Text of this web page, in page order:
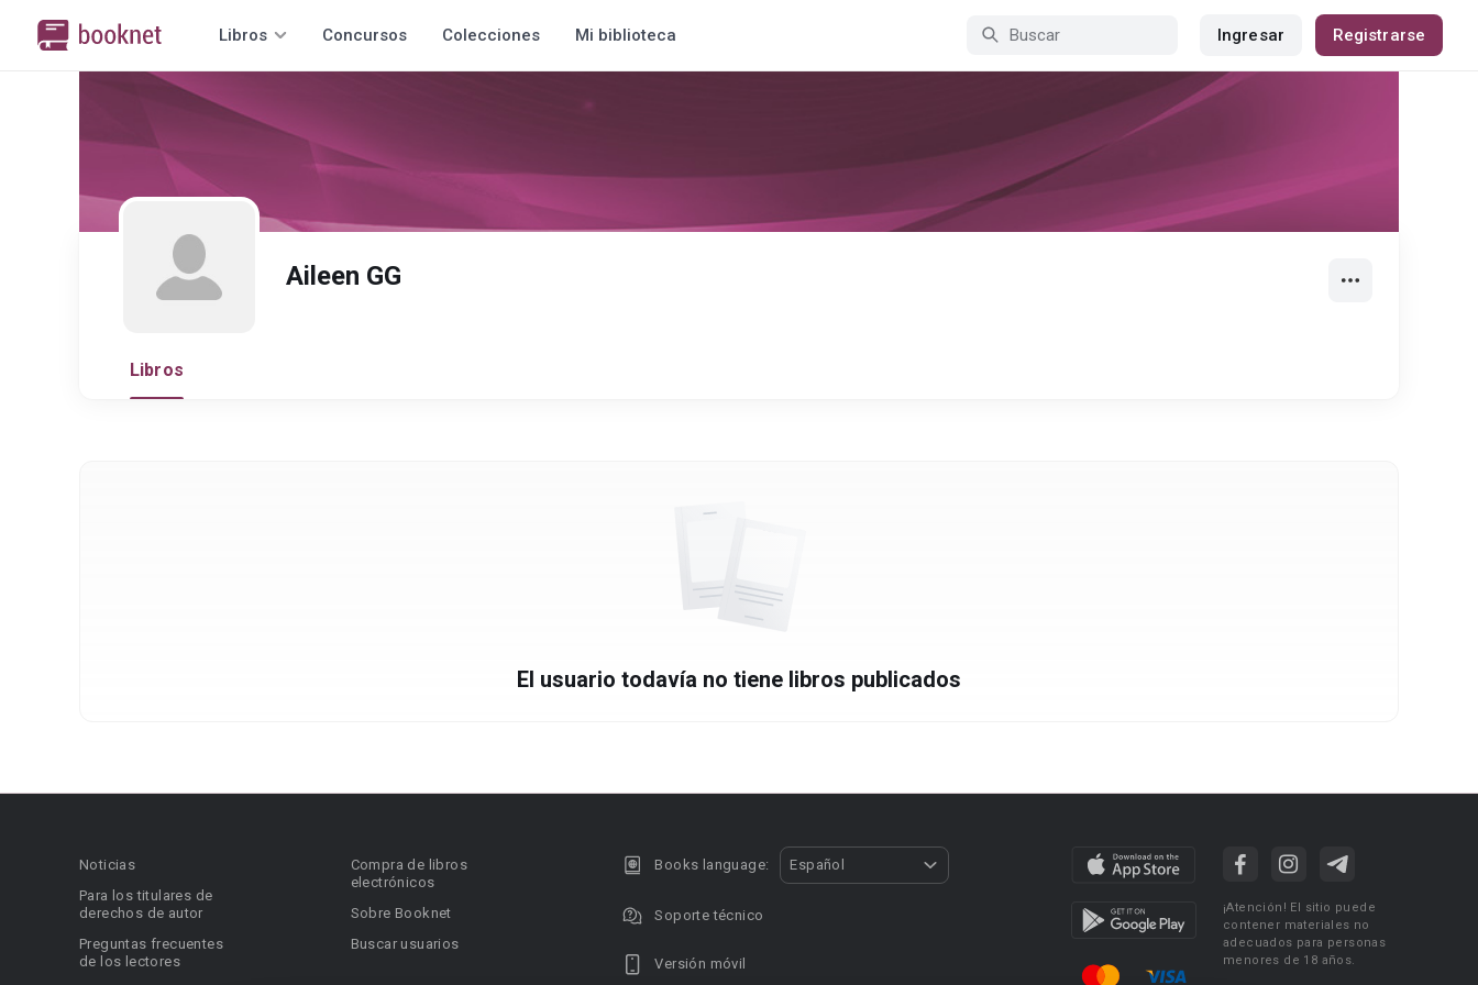
Libros Concursos Colecciones Mi biblioteca Ingresar Registrarse
Aileen GG
Libros
El usuario todavía no tiene libros publicados
Noticias
Para los titulares de
derechos de autor
Preguntas frecuentes
de los lectores
Compra de libros
electrónicos
Sobre Booknet
Buscar usuarios
Books language: Español
Soporte técnico
Versión móvil
¡Atención! El sitio puede
contener materiales no
adecuados para personas
menores de 18 años.